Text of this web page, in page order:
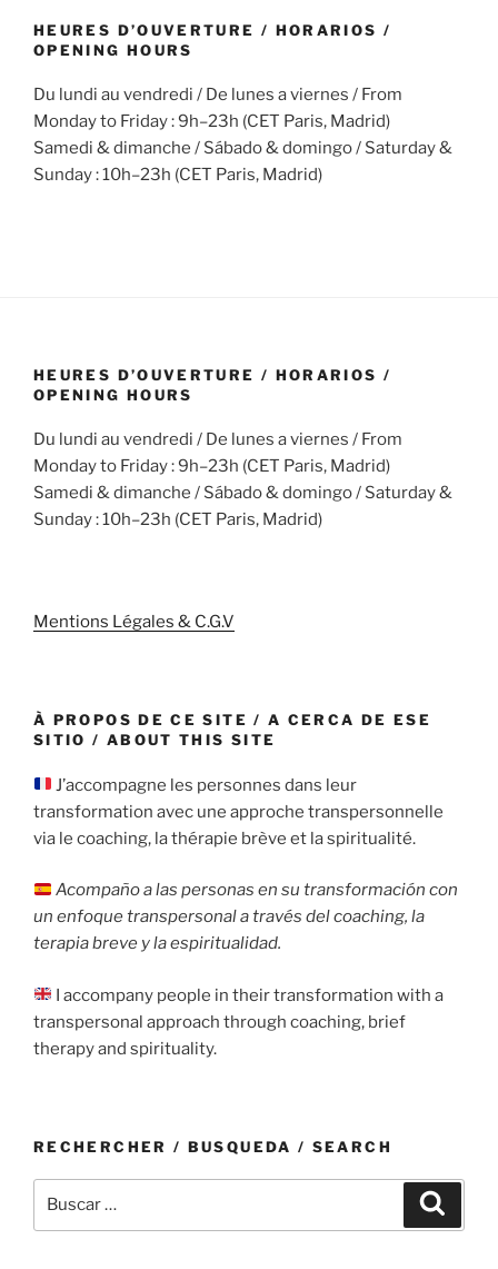
HEURES D’OUVERTURE / HORARIOS /
OPENING HOURS
Du lundi au vendredi / De lunes a viernes / From
Monday to Friday : 9h–23h (CET Paris, Madrid)
Samedi & dimanche / Sábado & domingo / Saturday &
Sunday : 10h–23h (CET Paris, Madrid)
HEURES D’OUVERTURE / HORARIOS /
OPENING HOURS
Du lundi au vendredi / De lunes a viernes / From
Monday to Friday : 9h–23h (CET Paris, Madrid)
Samedi & dimanche / Sábado & domingo / Saturday &
Sunday : 10h–23h (CET Paris, Madrid)
Mentions Légales & C.G.V
À PROPOS DE CE SITE / A CERCA DE ESE
SITIO / ABOUT THIS SITE
J’accompagne les personnes dans leur
transformation avec une approche transpersonnelle
via le coaching, la thérapie brève et la spiritualité.
Acompaño a las personas en su transformación con
un enfoque transpersonal a través del coaching, la
terapia breve y la espiritualidad.
I accompany people in their transformation with a
transpersonal approach through coaching, brief
therapy and spirituality.
RECHERCHER / BUSQUEDA / SEARCH
por: